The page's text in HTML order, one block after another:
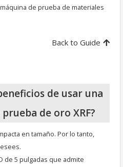
de prueba de materiales
Back to Guide
de usar una
de oro XRF?
en tamaño. Por lo tanto,
de 5 pulgadas que admite